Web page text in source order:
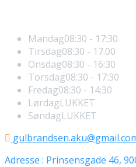
Mandag08:30 - 17:30
Tirsdag08:30 - 17.00
Onsdag08:30 - 16:30
Torsdag08:30 - 17:30
Fredag08:30 - 14:30
LørdagLUKKET
SøndagLUKKET
Adresse : Prinsensgade 46,